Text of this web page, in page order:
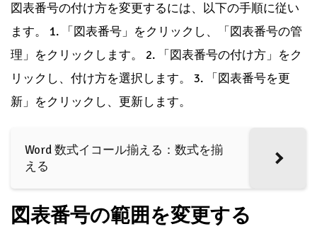
図表番号の付け方を変更するには、以下の手順に従い
ます。 1. 「図表番号」をクリックし、「図表番号の管
理」をクリックします。 2. 「図表番号の付け方」をク
リックし、付け方を選択します。 3. 「図表番号を更
新」をクリックし、更新します。
Word 数式イコール揃える：数式を揃
える
図表番号の範囲を変更する